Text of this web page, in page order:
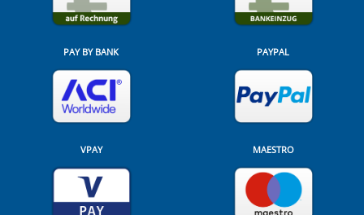
PAY BY BANK PAYPAL
VPAY MAESTRO